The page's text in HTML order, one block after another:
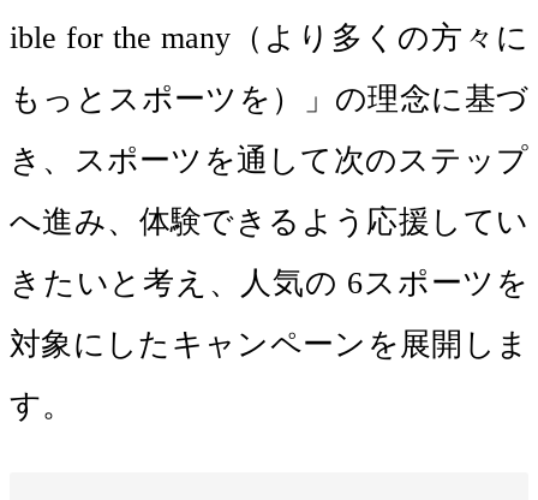
ible for the many（より多くの方々に
もっとスポーツを）」の理念に基づ
き、スポーツを通して次のステップ
へ進み、体験できるよう応援してい
きたいと考え、人気の 6スポーツを
対象にしたキャンペーンを展開しま
す。